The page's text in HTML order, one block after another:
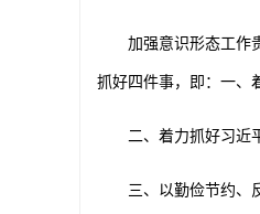
加强意识形态工作贵
抓好四件事，即：一、
二、着力抓好习近平
三、以勤俭节约、反